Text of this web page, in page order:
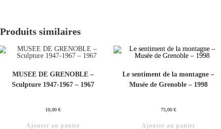
Produits similaires
MUSEE DE GRENOBLE –
Sculpture 1947-1967 – 1967
10,00 €
Ajouter au panier
Le sentiment de la montagne –
Musée de Grenoble – 1998
75,00 €
Ajouter au panier